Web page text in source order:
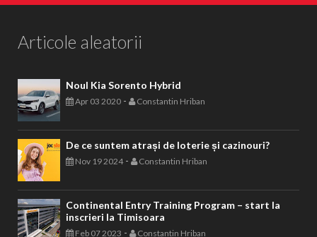
Articole aleatorii
Noul Kia Sorento Hybrid
Apr 03 2020 - Constantin Hriban
De ce suntem atrași de loterie și cazinouri?
Nov 19 2024- Constantin Hriban
Continental Entry Training Program – start la
inscrieri la Timisoara
Feb 07 2023 - Constantin Hriban